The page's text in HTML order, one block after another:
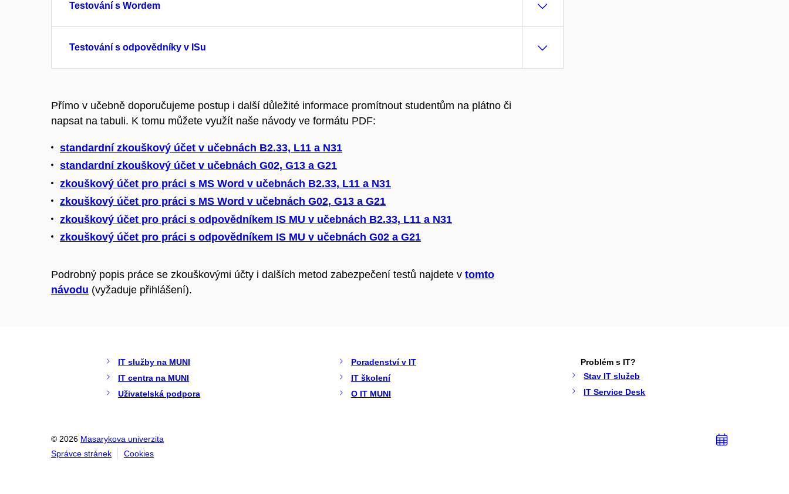
Testování s Wordem
Testování s odpovědníky v ISu
Přímo v učebně doporučujeme postup i další důležité informace promítnout studentům na plátno či
napsat na tabuli. K tomu můžete využít naše návody ve formátu PDF:
standardní zkouškový účet v učebnách B2.33, L11 a N31
standardní zkouškový účet v učebnách G02, G13 a G21
zkouškový účet pro práci s MS Word v učebnách B2.33, L11 a N31
zkouškový účet pro práci s MS Word v učebnách G02, G13 a G21
zkouškový účet pro práci s odpovědníkem IS MU v učebnách B2.33, L11 a N31
zkouškový účet pro práci s odpovědníkem IS MU v učebnách G02 a G21
Podrobný popis práce se zkouškovými účty i dalších metod zabezpečení testů najdete v tomto
návodu (vyžaduje přihlášení).
IT služby na MUNI
IT centra na MUNI
Uživatelská podpora
Poradenství v IT
IT školení
O IT MUNI
Problém s IT?
Stav IT služeb
IT Service Desk
© 2026 Masarykova univerzita
Správce stránek
Cookies
Přidat